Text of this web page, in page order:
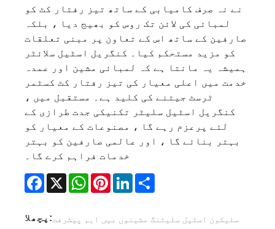
نے نہ صرف کامیابی کے ساتھ تیز رفتار کٹ کو
لمبائی کی لائن تک روس کو بھیج دیا ، بلکہ
صارفین کے ساتھ اس کے تعاون پر مبنی تعلقات
کو مزید مستحکم کیا۔ کنگریل اسٹیل سلائٹر
ہمیشہ یہ مانتا ہے کہ لمبائی مشین اور عمدہ
خدمت میں اعلی معیار کی تیز رفتار کٹ کسٹمر
ٹرسٹ جیتنے کی کلید ہے۔ مستقبل میں ،
کنگریل اسٹیل سلیٹر تکنیکی جدت طرازی کے
لئے پرعزم رہے گا ، مصنوعات کے معیار کو
بہتر بنائے گا ، اور عالمی صارفین کو بہتر
خدمات فراہم کرے گا۔
Facebook
X WhatsAppPinterestLinkedIn
پچھلا:سلیکون اسٹیل سلیٹنگ مشینوں میں اہم پیشرفت